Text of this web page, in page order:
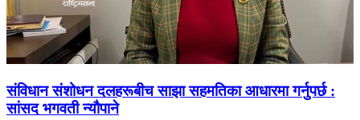
संविधान संशोधन दलहरूबीच साझा सहमतिका आधारमा गर्नुपर्छ :
सांसद भगवती न्यौपाने